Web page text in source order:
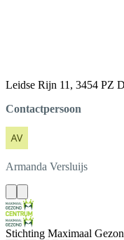
Leidse Rijn 11, 3454 PZ
Contactpersoon
Armanda Versluijs
Stichting Maximaal